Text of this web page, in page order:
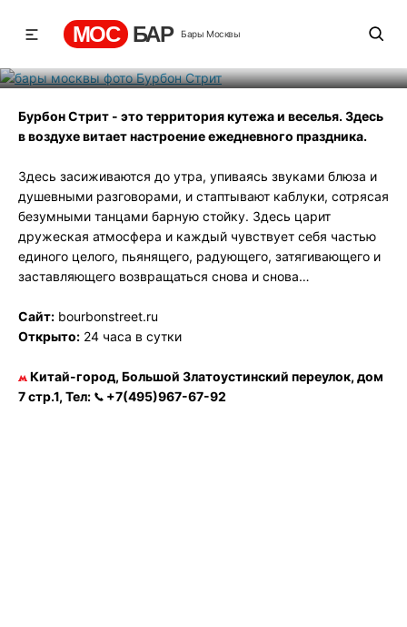
МОС БАР Бары Москвы
Бурбон Стрит
Бурбон Стрит - это территория кутежа и веселья. Здесь
в воздухе витает настроение ежедневного праздника.
Здесь засиживаются до утра, упиваясь звуками блюза и
душевными разговорами, и стаптывают каблуки, сотрясая
безумными танцами барную стойку. Здесь царит
дружеская атмосфера и каждый чувствует себя частью
единого целого, пьянящего, радующего, затягивающего и
заставляющего возвращаться снова и снова…
Сайт: bourbonstreet.ru
Открыто: 24 часа в сутки
Китай-город, Большой Златоустинский переулок, дом
7 стр.1, Тел:
+7(495)967-67-92